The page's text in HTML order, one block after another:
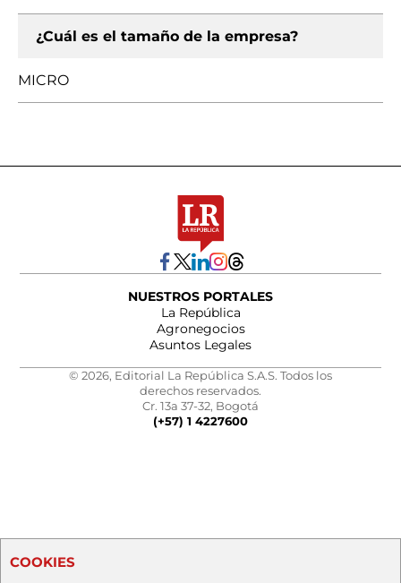
¿Cuál es el tamaño de la empresa?
MICRO
NUESTROS PORTALES
La República
Agronegocios
Asuntos Legales
© 2026, Editorial La República S.A.S. Todos los
derechos reservados.
Cr. 13a 37-32, Bogotá
(+57) 1 4227600
COOKIES